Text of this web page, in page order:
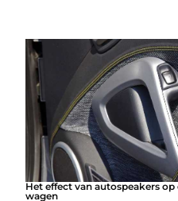
Het effect van autospeakers
wagen